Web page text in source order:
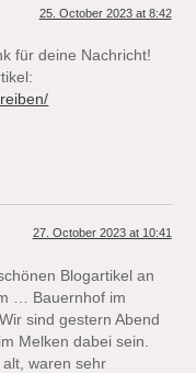
25. October 2023 at 8:42
für deine Nachricht!
27. October 2023 at 10:41
Blogartikel an
… Bauernhof im
sind gestern Abend
Melken dabei sein.
waren sehr